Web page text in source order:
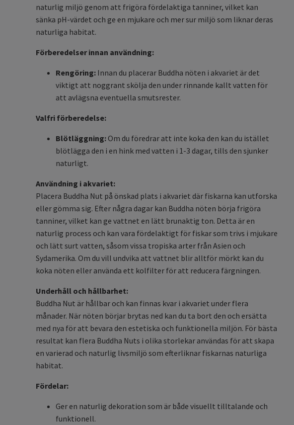
naturlig miljö genom att frigöra fördelaktiga tanniner, vilket kan
sänka pH-värdet och ge en mjukare och mer sur miljö som liknar deras
naturliga habitat.
Förberedelser innan användning:
Rengöring: Innan du placerar Buddha nöten i akvariet är det
viktigt att noggrant skölja den under rinnande kallt vatten för
att avlägsna eventuella smutsrester.
Valfri förberedelse:
Blötläggning:Om du föredrar att inte koka den kan du istället
blötlägga den i en hink med vatten i 1-3 dagar, tills den sjunker
naturligt.
Användning i akvariet:
Placera Buddha Nut på önskad plats i akvariet där fiskarna kan utforska
eller gömma sig. Efter några dagar kan Buddha nöten börja frigöra
tanniner, vilket kan ge vattnet en lätt brunaktig ton. Detta är en
naturlig process och kan vara fördelaktigt för fiskar som trivs i mjukare
och lätt surt vatten, såsom vissa tropiska arter från Asien och
Sydamerika. Om du vill undvika att vattnet blir alltför mörkt kan du
koka nöten eller använda ett kolfilter för att reducera färgningen.
Underhåll och hållbarhet:
Buddha Nut är hållbar och kan finnas kvar i akvariet under flera
månader. När nöten börjar brytas ned kan du ta bort den och ersätta
med nya för att bevara den estetiska och funktionella miljön. För bästa
resultat kan flera Buddha Nuts i olika storlekar användas för att skapa
en varierad och naturlig livsmiljö som efterliknar fiskarnas naturliga
habitat.
Fördelar:
Ger en naturlig dekoration som är både visuellt tilltalande och
funktionell.